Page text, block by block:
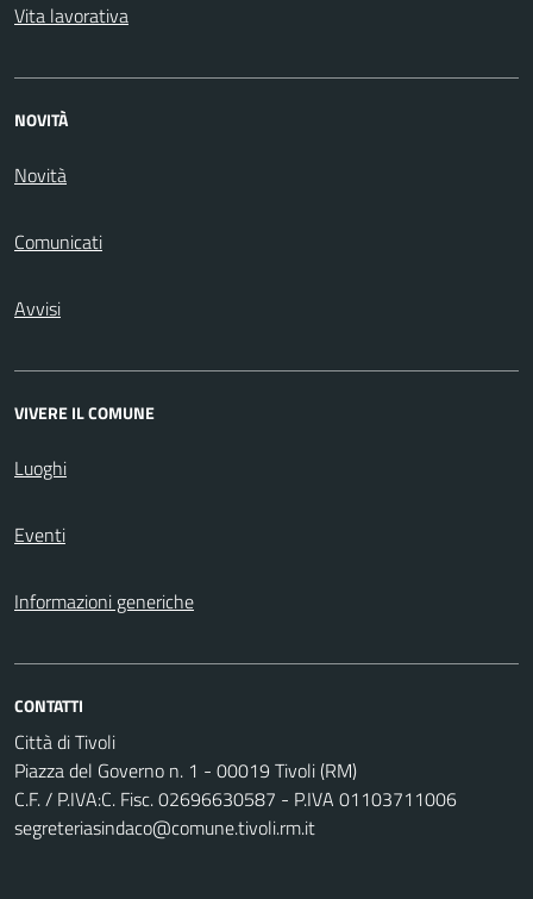
Vita lavorativa
NOVITÀ
Novità
Comunicati
Avvisi
VIVERE IL COMUNE
Luoghi
Eventi
Informazioni generiche
CONTATTI
Città di Tivoli
Piazza del Governo n. 1 - 00019 Tivoli (RM)
C.F. / P.IVA:C. Fisc. 02696630587 - P.IVA 01103711006
segreteriasindaco@comune.tivoli.rm.it